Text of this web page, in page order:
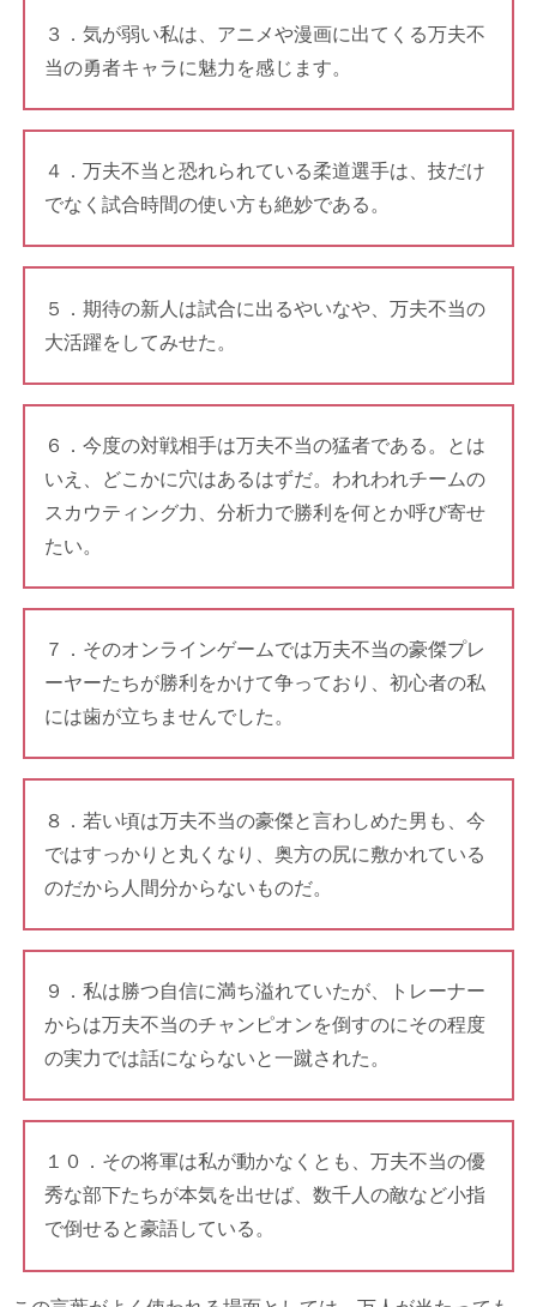
３．気が弱い私は、アニメや漫画に出てくる万夫不
当の勇者キャラに魅力を感じます。
４．万夫不当と恐れられている柔道選手は、技だけ
でなく試合時間の使い方も絶妙である。
５．期待の新人は試合に出るやいなや、万夫不当の
大活躍をしてみせた。
６．今度の対戦相手は万夫不当の猛者である。とは
いえ、どこかに穴はあるはずだ。われわれチームの
スカウティング力、分析力で勝利を何とか呼び寄せ
たい。
７．そのオンラインゲームでは万夫不当の豪傑プレ
ーヤーたちが勝利をかけて争っており、初心者の私
には歯が立ちませんでした。
８．若い頃は万夫不当の豪傑と言わしめた男も、今
ではすっかりと丸くなり、奥方の尻に敷かれている
のだから人間分からないものだ。
９．私は勝つ自信に満ち溢れていたが、トレーナー
からは万夫不当のチャンピオンを倒すのにその程度
の実力では話にならないと一蹴された。
１０．その将軍は私が動かなくとも、万夫不当の優
秀な部下たちが本気を出せば、数千人の敵など小指
で倒せると豪語している。